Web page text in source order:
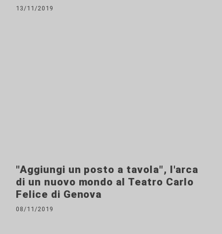
13/11/2019
"Aggiungi un posto a tavola", l'arca
di un nuovo mondo al Teatro Carlo
Felice di Genova
08/11/2019